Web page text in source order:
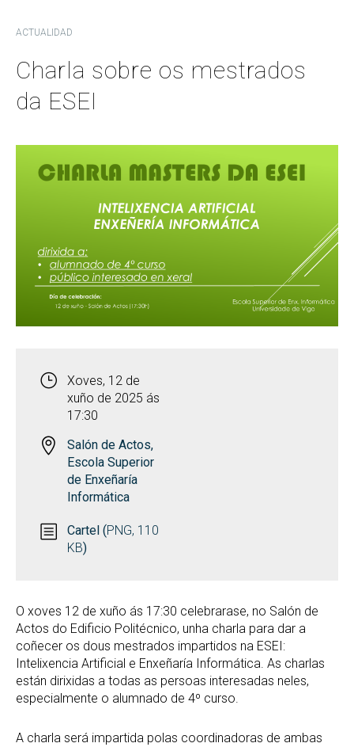
ACTUALIDAD
Charla sobre os mestrados
da ESEI
Xoves, 12 de
xuño de 2025 ás
17:30
Salón de Actos,
Escola Superior
de Enxeñaría
Informática
Cartel (PNG, 110
KB)
O xoves 12 de xuño ás 17:30 celebrarase, no Salón de
Actos do Edificio Politécnico, unha charla para dar a
coñecer os dous mestrados impartidos na ESEI:
Intelixencia Artificial e Enxeñaría Informática. As charlas
están dirixidas a todas as persoas interesadas neles,
especialmente o alumnado de 4º curso.
A charla será impartida polas coordinadoras de ambas